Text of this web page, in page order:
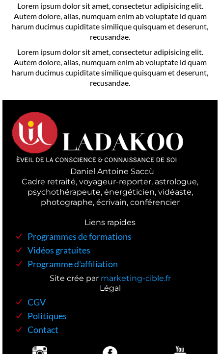
Lorem ipsum dolor sit amet, consectetur adipisicing elit.
Autem dolore, alias, numquam enim ab voluptate id quam
harum ducimus cupiditate similique quisquam et deserunt,
recusandae.
Lorem ipsum dolor sit amet, consectetur adipisicing elit.
Autem dolore, alias, numquam enim ab voluptate id quam
harum ducimus cupiditate similique quisquam et deserunt,
recusandae.
Daniel Antoine Saccù
Cadre retraité, voyageur-reporter, astrologue,
psychothérapeute, énergéticien, vidéaste,
photographe, écrivain, conférencier
Liens rapides
Programmes de formations
Vidéos gratuites
Programme d'affiliation
Site crée par marketing-cible.fr
Légal
CGV
Politiques
Contact